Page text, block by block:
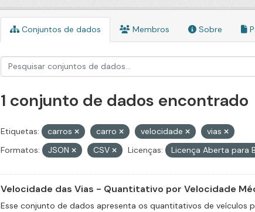
Conjuntos de dados Membros Sobre
1 conjunto de dados encontrado
Etiquetas: carros carro velocidade
vias
Formatos:
JSON CSV Licenças: Licença Aberta para
Velocidade das Vias - Quantitativo por Velocidade
Esse conjunto de dados apresenta os quantitativos de veículos